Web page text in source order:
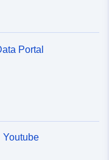
Portal
Youtube